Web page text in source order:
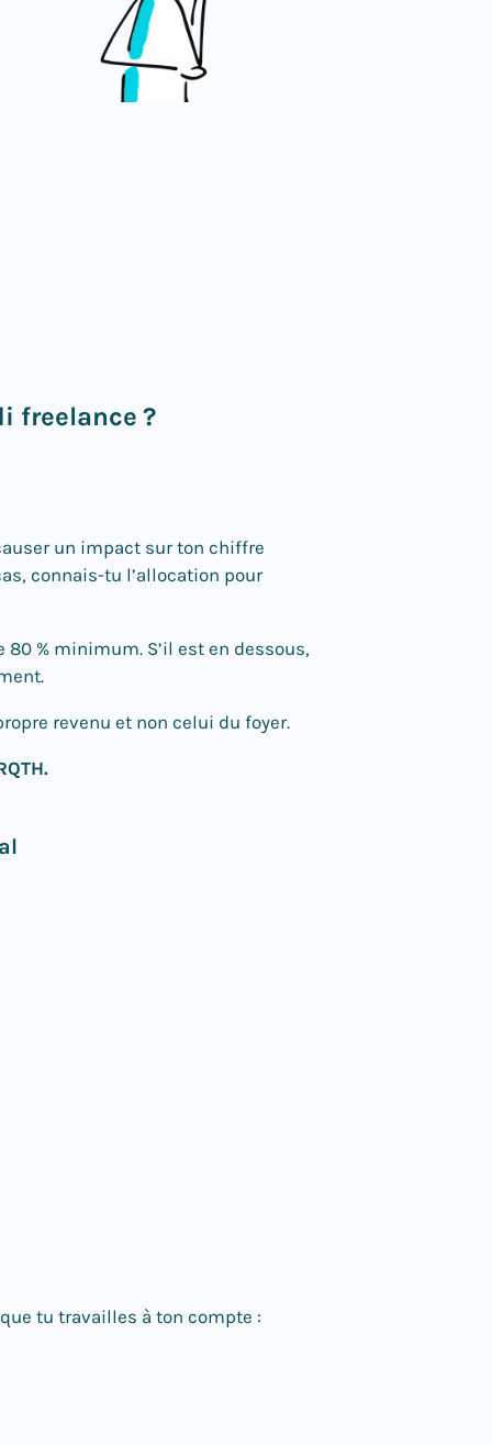
freelance ?
un impact sur ton chiffre
connais-tu l’allocation pour
% minimum. S’il est en dessous,
revenu et non celui du foyer.
tu travailles à ton compte :